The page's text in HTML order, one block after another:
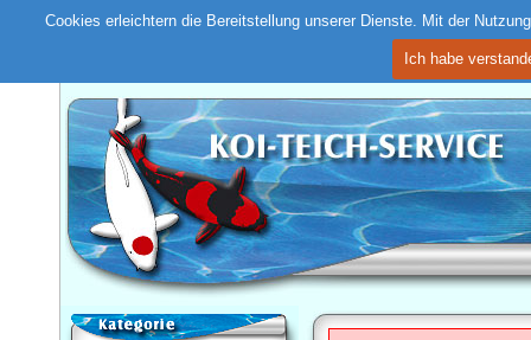
Cookies erleichtern die Bereitstellung unserer Dienste. Mit der
Ich habe